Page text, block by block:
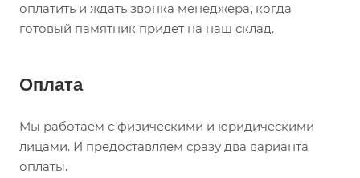
оплатить и ждать звонка менеджера, когда
готовый памятник придет на наш склад.
Оплата
Мы работаем с физическими и юридическими
лицами. И предоставляем сразу два варианта
оплаты.